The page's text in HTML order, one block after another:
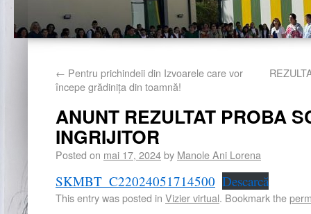
← Pentru prichindeii din Izvoarele care vor
începe grădinița din toamnă!
ANUNT REZULTAT PROBA
INGRIJITOR
Posted on mai 17, 2024by Manole Ani Lorena
SKMBT_C22024051714500 Descarcă
This entry was posted in Vizier virtual. Bookmark the